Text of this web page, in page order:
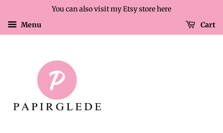
You can also visit my Etsy store here
Menu
Cart